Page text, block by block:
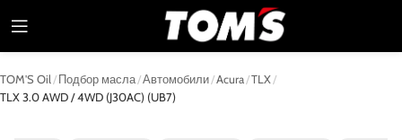
TOM'S Oil /Подбор масла/Автомобили/Acura/TLX/
TLX 3.0 AWD / 4WD (J30AC) (UB7)